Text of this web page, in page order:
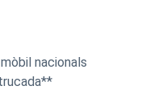
nacionals